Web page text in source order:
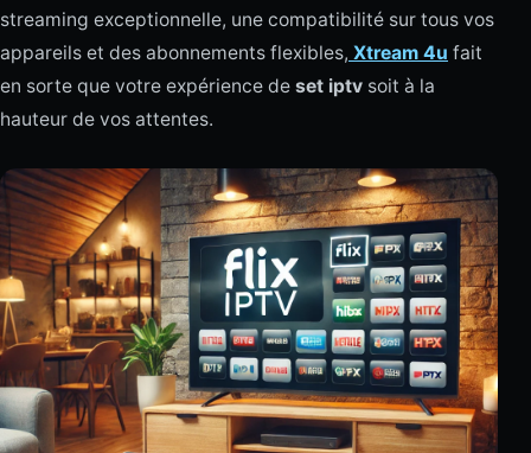
streaming exceptionnelle, une compatibilité sur tous vos
appareils et des abonnements flexibles, Xtream 4u fait
en sorte que votre expérience de set iptv soit à la
hauteur de vos attentes.